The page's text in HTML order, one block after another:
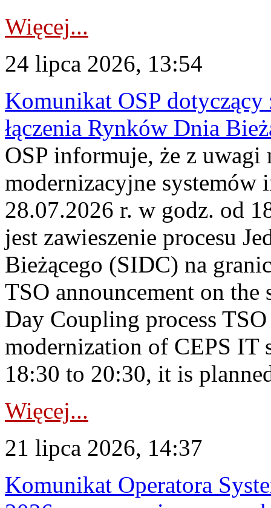
Więcej...
24 lipca 2026, 13:54
Komunikat OSP dotyczący
łączenia Rynków Dnia
OSP informuje, że z uwagi
modernizacyjne
28.07.2026 r. w godz. od
jest zawieszenie procesu
Bieżącego (SIDC) na
TSO announcement on
Day Coupling process
modernization of CEPS IT
18:30 to 20:30, it is
Więcej...
21 lipca 2026, 14:37
Komunikat Operatora